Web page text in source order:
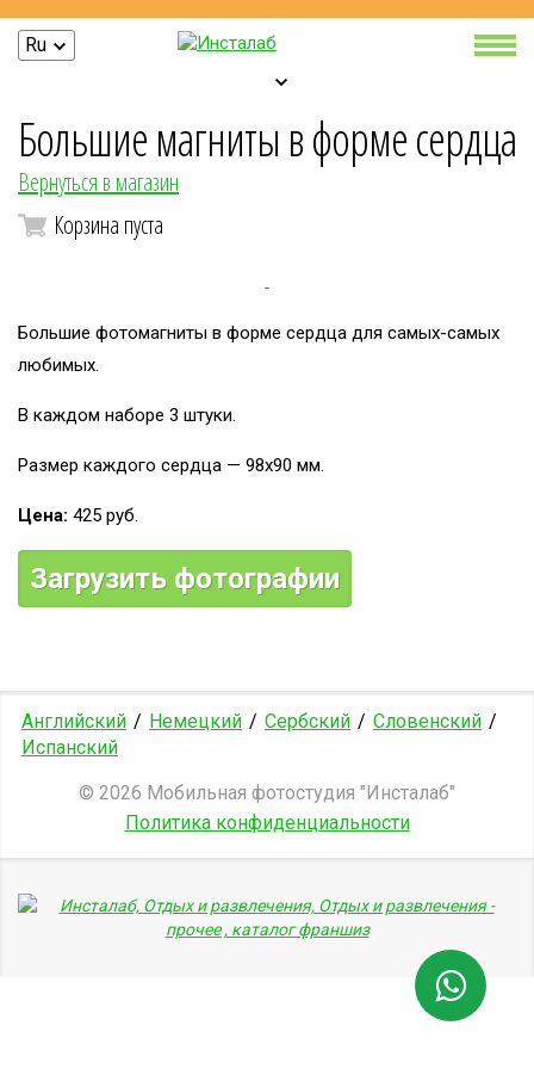
Ru
Большие магниты в форме сердца
Вернуться в магазин
Корзина пуста
Большие фотомагниты в форме сердца для самых-самых
любимых.
В каждом наборе 3 штуки.
Размер каждого сердца — 98х90 мм.
Цена: 425 руб.
Загрузить фотографии
Английский / Немецкий / Сербский / Словенский /
Испанский
© 2026 Мобильная фотостудия "Инсталаб"
Политика конфиденциальности